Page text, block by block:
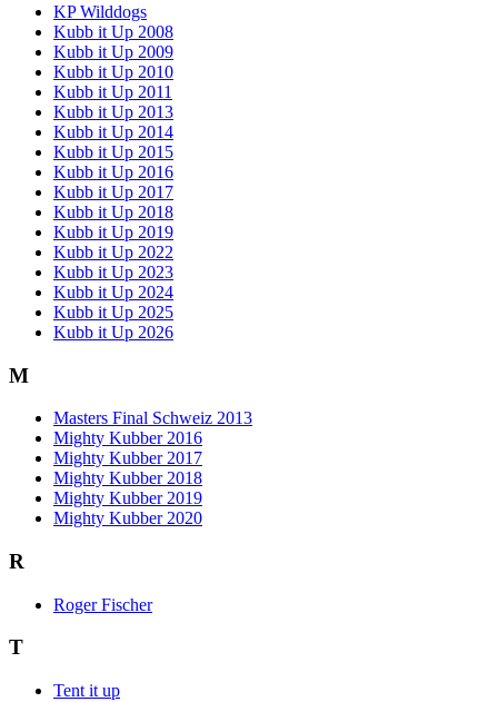
KP Wilddogs
Kubb it Up 2008
Kubb it Up 2009
Kubb it Up 2010
Kubb it Up 2011
Kubb it Up 2013
Kubb it Up 2014
Kubb it Up 2015
Kubb it Up 2016
Kubb it Up 2017
Kubb it Up 2018
Kubb it Up 2019
Kubb it Up 2022
Kubb it Up 2023
Kubb it Up 2024
Kubb it Up 2025
Kubb it Up 2026
M
Masters Final Schweiz 2013
Mighty Kubber 2016
Mighty Kubber 2017
Mighty Kubber 2018
Mighty Kubber 2019
Mighty Kubber 2020
R
Roger Fischer
T
Tent it up